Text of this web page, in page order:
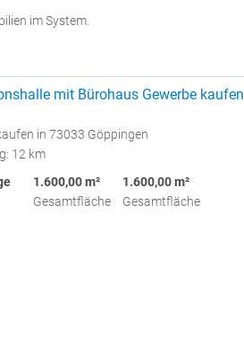
im System.
mit Bürohaus Gewerbe kaufen
in 73033 Göppingen
12 km
1.600,00 m²
Gesamtfläche
1.600,00 m²
Gesamtfläche